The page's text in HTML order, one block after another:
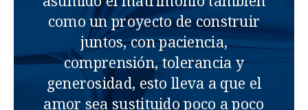
como un proyecto de construir
juntos, con paciencia,
comprensión, tolerancia y
generosidad, esto lleva a que el
amor sea sustituido poco a poco